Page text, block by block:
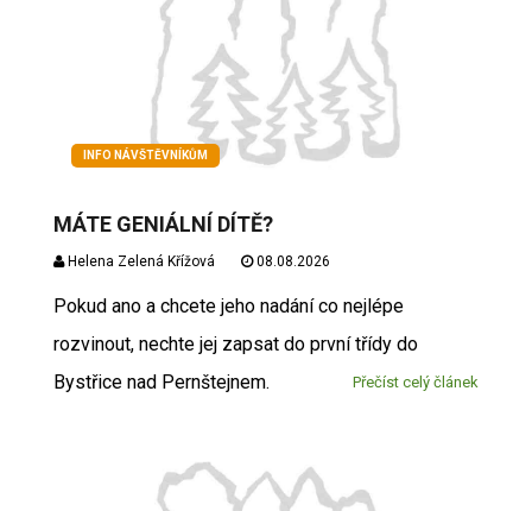
INFO NÁVŠTĚVNÍKŮM
MÁTE GENIÁLNÍ DÍTĚ?
Helena Zelená Křížová 08.08.2026
Pokud ano a chcete jeho nadání co nejlépe
rozvinout, nechte jej zapsat do první třídy do
Bystřice nad Pernštejnem.
Přečíst celý článek